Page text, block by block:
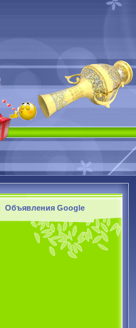
Объявления Google